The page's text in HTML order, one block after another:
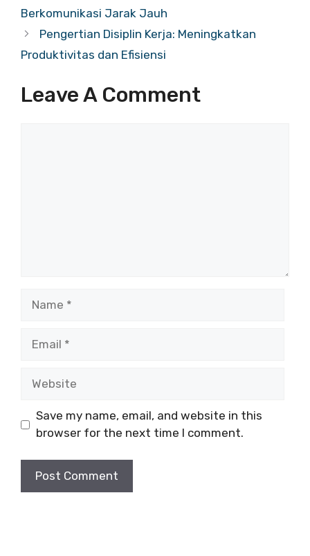
Berkomunikasi Jarak Jauh
Pengertian Disiplin Kerja: Meningkatkan
Produktivitas dan Efisiensi
Leave A Comment
Save my name, email, and website in this
browser for the next time I comment.